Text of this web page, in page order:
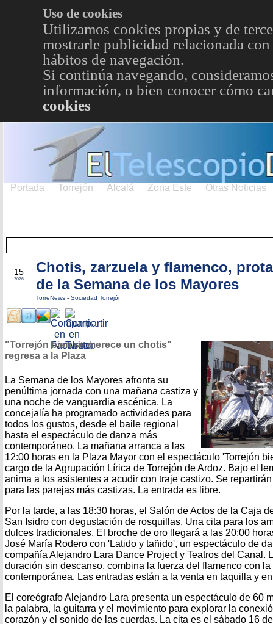
Uso de cookies
Utilizamos cookies propias y de
mostrarle publicidad relacionada
hábitos de navegación.
Si continúa navegando,
información, o bien conocer cómo
cookies
Portada Torrejón Alcalá Zona Este Otras Noticias
15
2026
Chotis, zarzuela y flamenco,
de la Semana de los Mayores
TorreNews - Sociedad Torrejón
"Torrejón bien se merece un chotis"
regresa a la Plaza
La Semana de los Mayores afronta su
penúltima jornada con una mañana castiza y
una noche de vanguardia escénica. La
concejalía ha programado actividades para
todos los gustos, desde el baile regional
hasta el espectáculo de danza más
contemporáneo. La mañana arranca a las
12:00 horas en la Plaza Mayor con el espectáculo 'Torrejón
cargo de la Agrupación Lírica de Torrejón de Ardoz. Bajo el
anima a los asistentes a acudir con traje castizo. Se
para las parejas más castizas. La entrada es libre.
Por la tarde, a las 18:30 horas, el Salón de Actos de la Caja
San Isidro con degustación de rosquillas. Una cita para los
dulces tradicionales. El broche de oro llegará a las 20:00
José María Rodero con 'Latido y tañido', un espectáculo de
compañía Alejandro Lara Dance Project y Teatros del Canal.
duración sin descanso, combina la fuerza del flamenco con
contemporánea. Las entradas están a la venta en taquilla y
El coreógrafo Alejandro Lara presenta un espectáculo de 60
la palabra, la guitarra y el movimiento para explorar la
corazón y el sonido de las cuerdas. La cita es el sábado 16